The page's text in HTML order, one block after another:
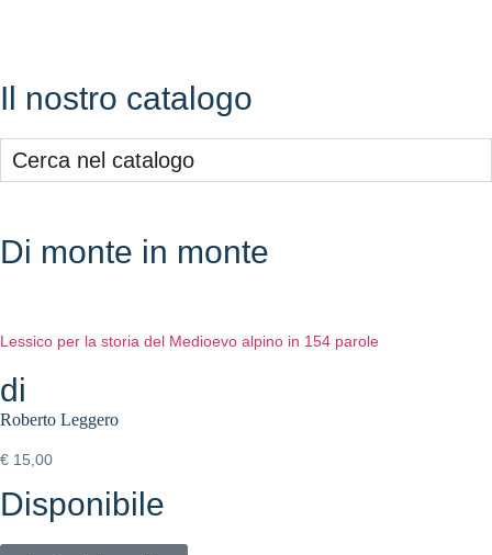
Il nostro catalogo
Cerca nel catalogo
Di monte in monte
Lessico per la storia del Medioevo alpino in 154 parole
di
Roberto Leggero
€ 15,00
Disponibile